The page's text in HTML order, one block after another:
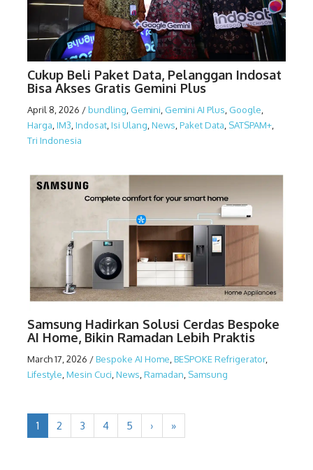
Cukup Beli Paket Data, Pelanggan Indosat
Bisa Akses Gratis Gemini Plus
April 8, 2026 /bundling Gemini Gemini AI Plus Google
Harga IM3 Indosat Isi Ulang News Paket Data SATSPAM+
Tri Indonesia
Samsung Hadirkan Solusi Cerdas Bespoke
AI Home, Bikin Ramadan Lebih Praktis
March 17, 2026 /Bespoke AI Home BESPOKE Refrigerator,
Lifestyle Mesin Cuci News Ramadan Samsung
1 2 3 4 5 › »